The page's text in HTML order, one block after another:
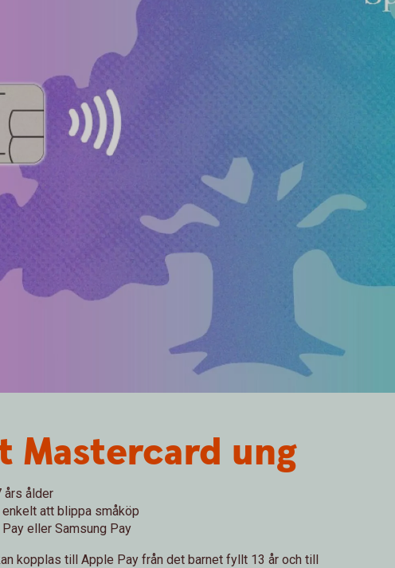
Mastercard ung
års ålder
att blippa småköp
eller Samsung Pay
kopplas till Apple Pay från det barnet fyllt 13 år och till